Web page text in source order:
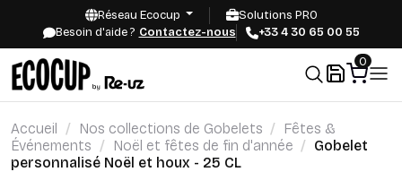
Réseau Ecocup
Solutions PRO
Besoin d'aide ? Contactez-nous +33 4 30 65 00 55
0
Accueil Nos collections de Gobelets
Fêtes &
Événements
Noël et fêtes de fin d'année
Gobelet
personnalisé Noël et houx - 25 CL